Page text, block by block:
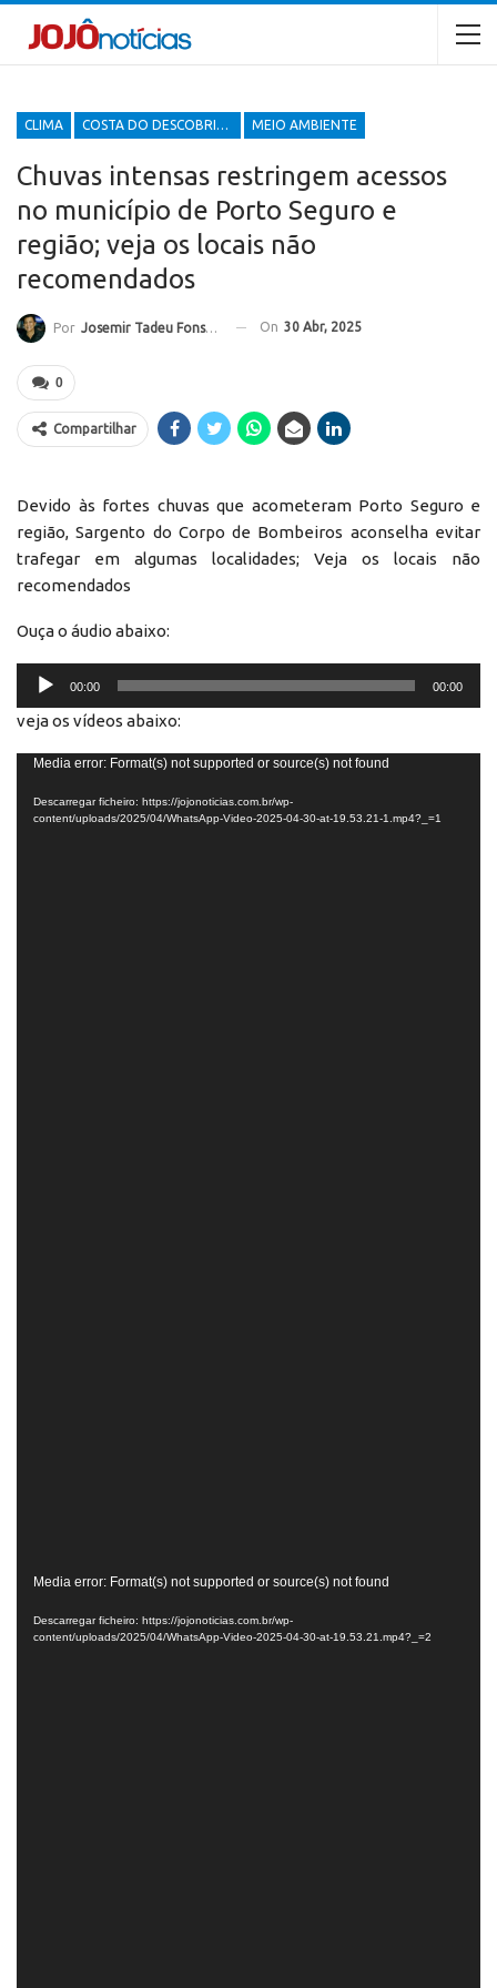
CLIMA COSTA DO DESCOBRIMENTO MEIO AMBIENTE
Chuvas intensas restringem acessos
no município de Porto Seguro e
região; veja os locais não
recomendados
Por Josemir Tadeu Fonseca On 30 Abr, 2025
0
Compartilhar
Devido às fortes chuvas que acometeram Porto Seguro e
região, Sargento do Corpo de Bombeiros aconselha evitar
trafegar em algumas localidades; Veja os locais não
recomendados
Ouça o áudio abaixo:
Reprodutor
áudio
00:00 00:00
veja os vídeos abaixo:
Reprodutor
vídeo
Media error: Format(s) not supported or source(s) not found
Descarregar ficheiro: https://jojonoticias.com.br/wp-
content/uploads/2025/04/WhatsApp-Video-2025-04-30-at-19.53.21-1.mp4?_=1
Reprodutor
vídeo
Media error: Format(s) not supported or source(s) not found
Descarregar ficheiro: https://jojonoticias.com.br/wp-
content/uploads/2025/04/WhatsApp-Video-2025-04-30-at-19.53.21.mp4?_=2